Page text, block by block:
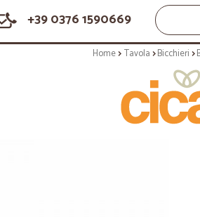
+39 0376 1590669
Home Tavola Bicchieri